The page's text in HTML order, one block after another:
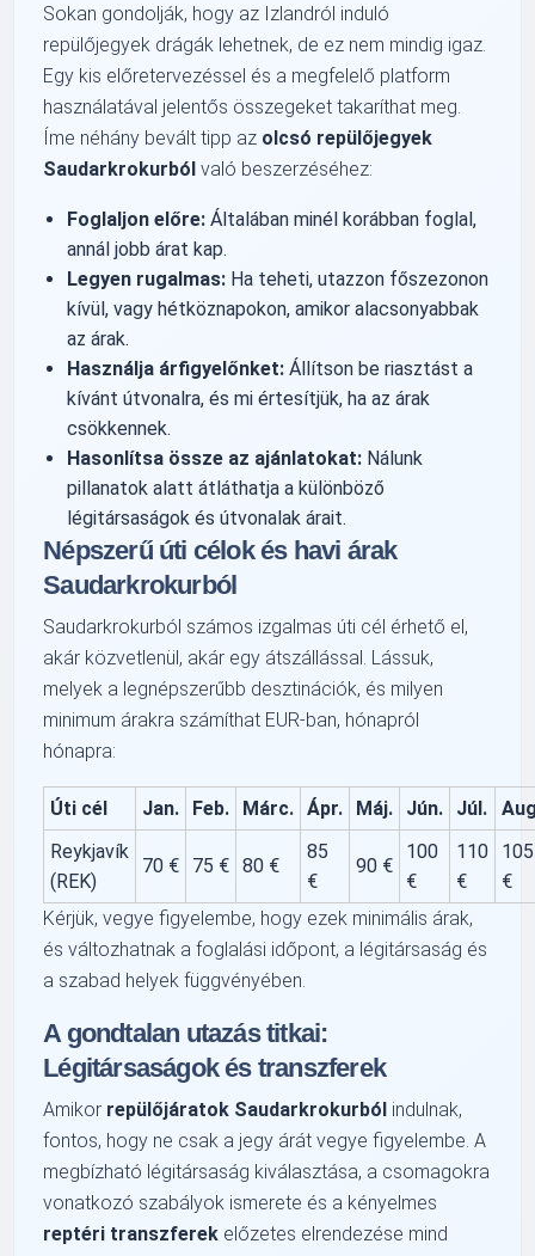
Sokan gondolják, hogy az Izlandról induló
repülőjegyek drágák lehetnek, de ez nem mindig igaz.
Egy kis előretervezéssel és a megfelelő platform
használatával jelentős összegeket takaríthat meg.
Íme néhány bevált tipp az olcsó repülőjegyek
Saudarkrokurból való beszerzéséhez:
Foglaljon előre: Általában minél korábban foglal,
annál jobb árat kap.
Legyen rugalmas: Ha teheti, utazzon főszezonon
kívül, vagy hétköznapokon, amikor alacsonyabbak
az árak.
Használja árfigyelőnket: Állítson be riasztást a
kívánt útvonalra, és mi értesítjük, ha az árak
csökkennek.
Hasonlítsa össze az ajánlatokat: Nálunk
pillanatok alatt átláthatja a különböző
légitársaságok és útvonalak árait.
Népszerű úti célok és havi árak
Saudarkrokurból
Saudarkrokurból számos izgalmas úti cél érhető el,
akár közvetlenül, akár egy átszállással. Lássuk,
melyek a legnépszerűbb desztinációk, és milyen
minimum árakra számíthat EUR-ban, hónapról
hónapra:
Úti cél Jan. Feb. Márc. Ápr. Máj. Jún. Júl.
Reykjavík
(REK)
70 € 75 € 80 €
85
€
90 €
100
€
110
€
105
€
Kérjük, vegye figyelembe, hogy ezek minimális árak,
és változhatnak a foglalási időpont, a légitársaság és
a szabad helyek függvényében.
A gondtalan utazás titkai:
Légitársaságok és transzferek
Amikor repülőjáratok Saudarkrokurból indulnak,
fontos, hogy ne csak a jegy árát vegye figyelembe. A
megbízható légitársaság kiválasztása, a csomagokra
vonatkozó szabályok ismerete és a kényelmes
reptéri transzferek előzetes elrendezése mind